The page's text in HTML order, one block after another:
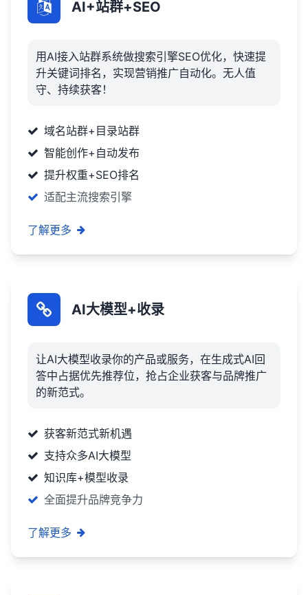
AI+站群+SEO
用AI接入站群系统做搜索引擎SEO优化，快速提
升关键词排名，实现营销推广自动化。无人值
守、持续获客！
域名站群+目录站群
智能创作+自动发布
提升权重+SEO排名
适配主流搜索引擎
了解更多
AI大模型+收录
让AI大模型收录你的产品或服务，在生成式AI回
答中占据优先推荐位，抢占企业获客与品牌推广
的新范式。
获客新范式新机遇
支持众多AI大模型
知识库+模型收录
全面提升品牌竞争力
了解更多